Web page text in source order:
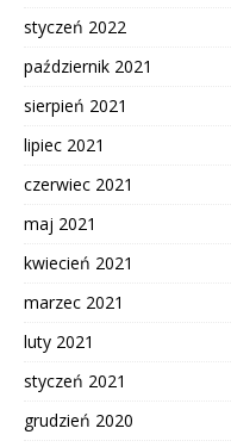
styczeń 2022
październik 2021
sierpień 2021
lipiec 2021
czerwiec 2021
maj 2021
kwiecień 2021
marzec 2021
luty 2021
styczeń 2021
grudzień 2020